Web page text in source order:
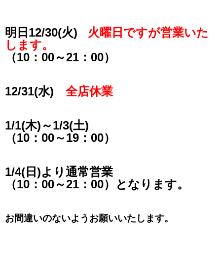
明日12/30(火)
火曜日ですが営業いた
します。
（10：00～21：00）
12/31(水) 全店休業
1/1(木)～1/3(土)
（10：00～19：00）
1/4(日)より通常営業
（10：00～21：00）となります。
お間違いのないようお願いいたします。